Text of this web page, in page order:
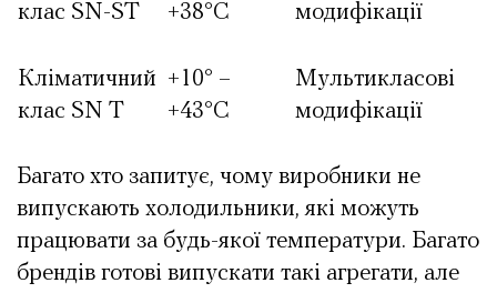
клас SN-ST
+38°С
модифікації
Кліматичний
клас SN T
+10° –
+43°С
Мультикласові
модифікації
Багато хто запитує, чому виробники не
випускають холодильники, які можуть
працювати за будь-якої температури. Багато
брендів готові випускати такі агрегати, але